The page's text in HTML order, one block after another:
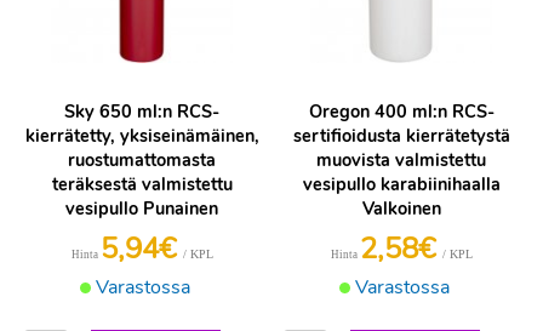
Sky 650 ml:n RCS-
kierrätetty, yksiseinämäinen,
ruostumattomasta
teräksestä valmistettu
vesipullo Punainen
Varastossa
Hinta 5,94€ / KPL
Oregon 400 ml:n RCS-
sertifioidusta kierrätetystä
muovista valmistettu
vesipullo karabiinihaalla
Valkoinen
Varastossa
Hinta 2,58€ / KPL